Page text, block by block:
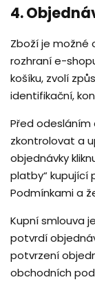
4.
Zboží je
rozhraní e-
košíku, zvolí
identifikační,
Před
zkontrolovat a
objednávky
platby“ kupující
Podmínkami a
Kupní smlouva
potvrdí
potvrzení
obchodních